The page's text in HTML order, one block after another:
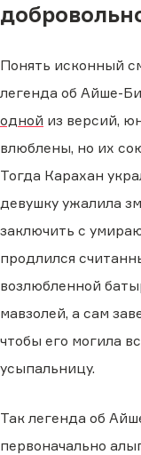
Понять исконный
легенда об Айше-
одной из версий,
влюблены, но их
Тогда Карахан
девушку ужалила
заключить с
продлился
возлюбленной
мавзолей, а сам
чтобы его могила
усыпальницу.
Так легенда об
первоначально